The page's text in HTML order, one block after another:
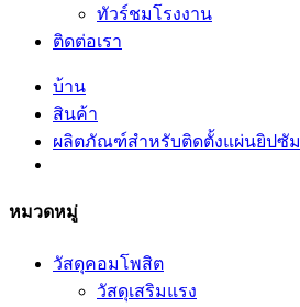
ทัวร์ชมโรงงาน
ติดต่อเรา
บ้าน
สินค้า
ผลิตภัณฑ์สำหรับติดตั้งแผ่นยิปซัม
หมวดหมู่
วัสดุคอมโพสิต
วัสดุเสริมแรง